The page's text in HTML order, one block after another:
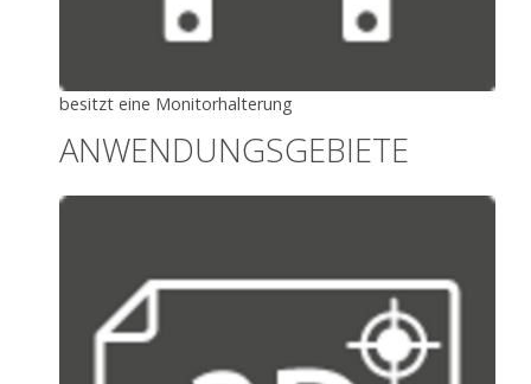
besitzt eine Monitorhalterung
ANWENDUNGSGEBIETE